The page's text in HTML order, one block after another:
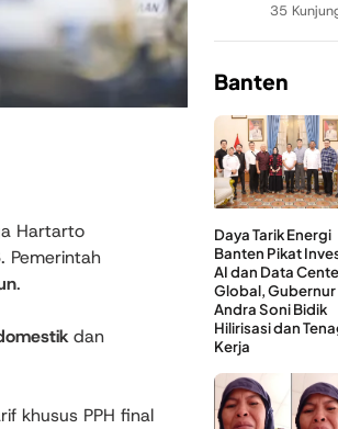
Hartarto
.
dan
khusus PPH final
35
Banten
Daya Tarik Energi
Banten Pikat
AI dan Data
Global, Gubernur
Andra Soni Bidik
Hilirisasi dan
Kerja